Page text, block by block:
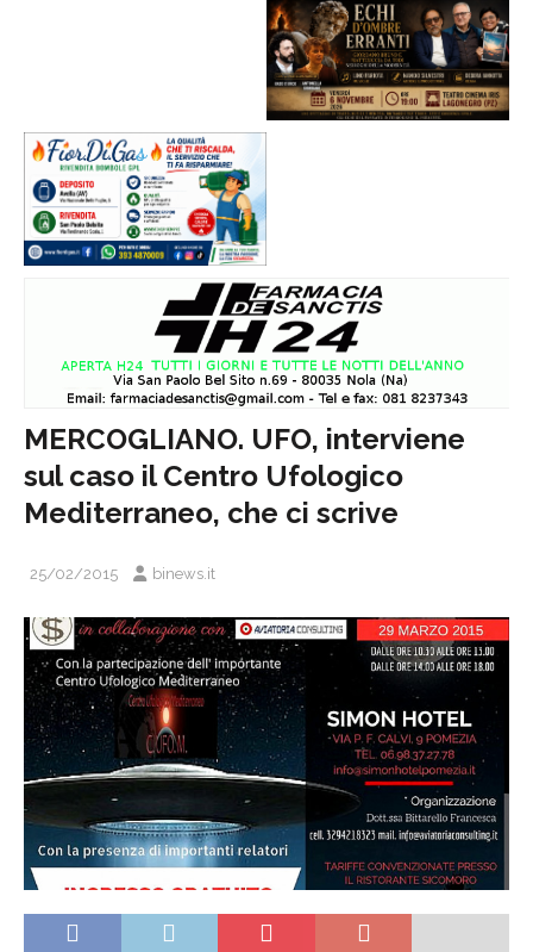
MERCOGLIANO. UFO, interviene
sul caso il Centro Ufologico
Mediterraneo, che ci scrive
25/02/2015 binews.it